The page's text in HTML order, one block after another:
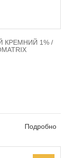
КРЕМНИЙ 1% /
Подробно